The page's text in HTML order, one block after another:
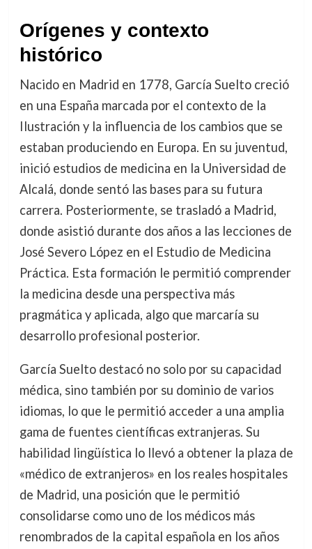
Orígenes y contexto
histórico
Nacido en Madrid en 1778, García Suelto creció
en una España marcada por el contexto de la
Ilustración y la influencia de los cambios que se
estaban produciendo en Europa. En su juventud,
inició estudios de medicina en la Universidad de
Alcalá, donde sentó las bases para su futura
carrera. Posteriormente, se trasladó a Madrid,
donde asistió durante dos años a las lecciones de
José Severo López en el Estudio de Medicina
Práctica. Esta formación le permitió comprender
la medicina desde una perspectiva más
pragmática y aplicada, algo que marcaría su
desarrollo profesional posterior.
García Suelto destacó no solo por su capacidad
médica, sino también por su dominio de varios
idiomas, lo que le permitió acceder a una amplia
gama de fuentes científicas extranjeras. Su
habilidad lingüística lo llevó a obtener la plaza de
«médico de extranjeros» en los reales hospitales
de Madrid, una posición que le permitió
consolidarse como uno de los médicos más
renombrados de la capital española en los años